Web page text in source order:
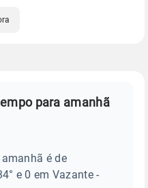
para amanhã
é de
e 0 em Vazante -